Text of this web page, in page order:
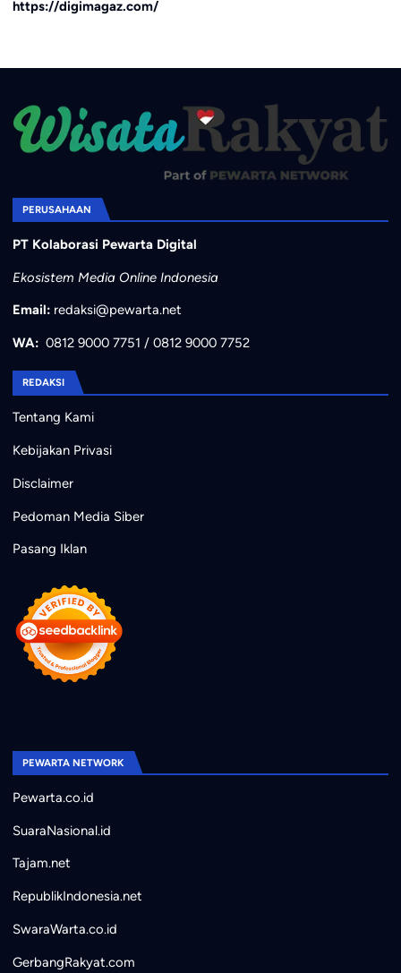
https://digimagaz.com/
PERUSAHAAN
PT Kolaborasi Pewarta Digital
Ekosistem Media Online Indonesia
Email: redaksi@pewarta.net
WA: 0812 9000 7751 / 0812 9000 7752
REDAKSI
Tentang Kami
Kebijakan Privasi
Disclaimer
Pedoman Media Siber
Pasang Iklan
PEWARTA NETWORK
Pewarta.co.id
SuaraNasional.id
Tajam.net
RepublikIndonesia.net
SwaraWarta.co.id
GerbangRakyat.com